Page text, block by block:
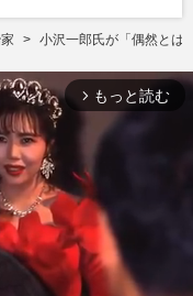
小沢一郎氏が「偶然とは
arrow_forward_ios もっと読む